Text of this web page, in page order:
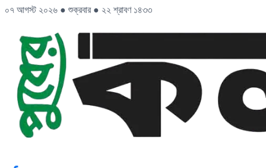
০৭ আগস্ট ২০২৬ ● শুক্রবার ● ২২ শ্রাবণ ১৪৩৩